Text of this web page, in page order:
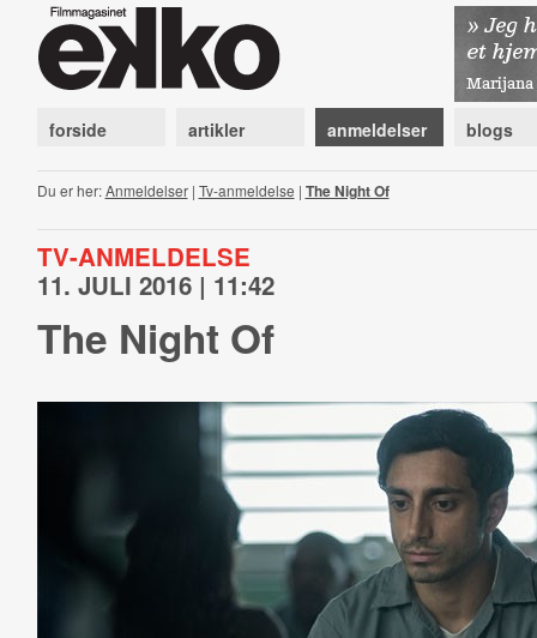
forside artikler anmeldelser blogs
Du er her:Anmeldelser| Tv-anmeldelse | The Night Of
TV-ANMELDELSE
11. JULI 2016 | 11:42
The Night Of